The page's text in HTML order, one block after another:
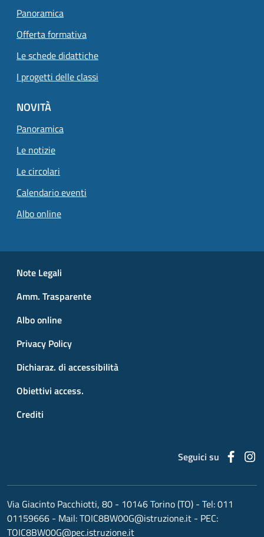
Panoramica
Offerta formativa
Le schede didattiche
I progetti delle classi
NOVITÀ
Panoramica
Le notizie
Le circolari
Calendario eventi
Albo online
Small prints
Note Legali
Amm. Trasparente
Albo online
Privacy Policy
Dichiaraz. di accessibilità
Obiettivi access.
Crediti
Seguici su
Via Giacinto Pacchiotti, 80 - 10146 Torino (TO) - Tel:011
01159666 - Mail:TOIC8BW00G@istruzione.it - PEC:
TOIC8BW00G@pec.istruzione.it